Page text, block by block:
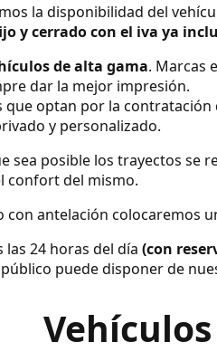
la disponibilidad del
y cerrado con el iva ya
de alta gama. Marcas
dar la mejor impresión.
que optan por la
y personalizado.
sea posible los trayectos se
confort del mismo.
con antelación colocaremos
las 24 horas del día (con
puede disponer de